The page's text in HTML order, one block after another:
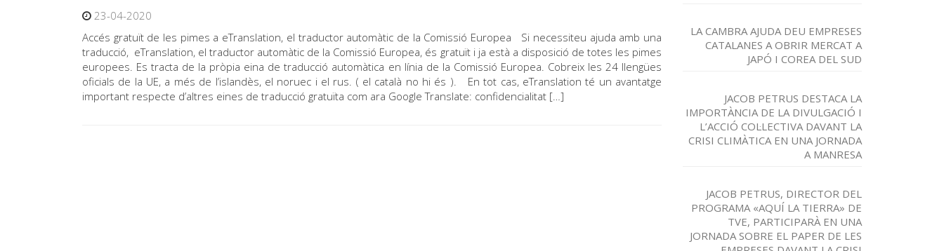
23-04-2020
Accés gratuït de les pimes a eTranslation, el traductor automàtic de la Comissió Europea Si necessiteu ajuda amb una
traducció, eTranslation, el traductor automàtic de la Comissió Europea, és gratuït i ja està a disposició de totes les pimes
europees. Es tracta de la pròpia eina de traducció automàtica en línia de la Comissió Europea. Cobreix les 24 llengües
oficials de la UE, a més de l’islandès, el noruec i el rus. ( el català no hi és ). En tot cas, eTranslation té un avantatge
important respecte d’altres eines de traducció gratuïta com ara Google Translate: confidencialitat […]
LA CAMBRA AJUDA DEU EMPRESES
CATALANES A OBRIR MERCAT A
JAPÓ I COREA DEL SUD
JACOB PETRUS DESTACA LA
IMPORTÀNCIA DE LA DIVULGACIÓ I
L’ACCIÓ COL·LECTIVA DAVANT LA
CRISI CLIMÀTICA EN UNA JORNADA
A MANRESA
JACOB PETRUS, DIRECTOR DEL
PROGRAMA «AQUÍ LA TIERRA» DE
TVE, PARTICIPARÀ EN UNA
JORNADA SOBRE EL PAPER DE LES